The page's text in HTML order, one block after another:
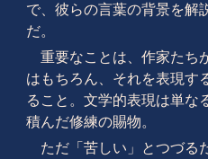
で、彼らの言葉の背景を解
だ。
重要なことは、作家たち
はもちろん、それを表現す
ること。文学的表現は単な
積んだ修練の賜物。
ただ「苦しい」とつづる